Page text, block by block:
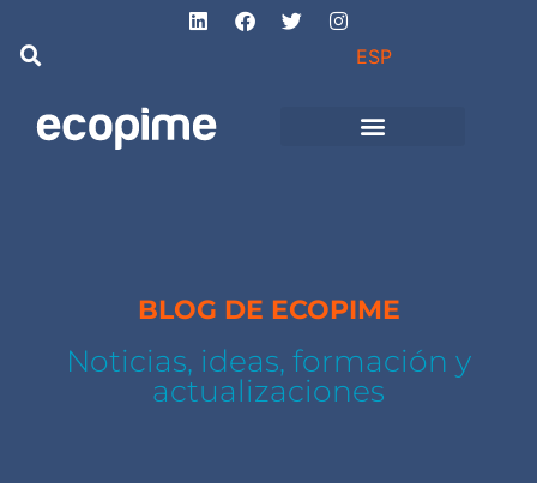
ESP
BLOG DE ECOPIME
Noticias, ideas, formación y
actualizaciones